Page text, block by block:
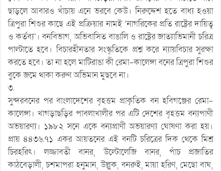
ছাড়লে আবারও খাঁচায় এনে ভরবে কেউ। নিরুদ্দেশ হতে বাধ্য হওয়া
ত্রিপুরা শিশুর কাছে এই প্রক্রিয়ার নামই ‘নাগরিকের প্রতি রাষ্ট্রের দায়িত্ব
ও কর্তব্য’। বনবিভাগ, অভিবাসিত বাঙালি ও রাষ্ট্রের জাত্যাভিমানী চরিত্র
পাল্টাতে হবে। বিচারহীনতার সংস্কৃতিকে প্রশ্ন করে ন্যায়বিচার সুরক্ষা
করতে হবে। তা না হলে মাটিরাঙা কী রেমা-কালেঙ্গা বনের ত্রিপুরা শিশুর
বুকে জমে থাকা করুণ অভিমান মুছবে না।
৩.
সুন্দরবনের পর বাংলাদেশের বৃহত্তম প্রাকৃতিক বন হবিগঞ্জের রেমা-
কালেঙ্গা। খাগড়াছড়ির পাবলাখালীর পর এটি দেশের বৃহত্তম বন্যপাণী
অভয়ারণ্য। ১৯৮২ সনে একে বন্যপ্রাণী অভয়ারণ্য ঘোষণা করা হয়।
প্রায় ৪৪৩৬.৭১ একর আয়তনের এই বনটি চরিত্রের দিক থেকে মিশ্র
চিরহরিৎ। লজ্জাবতী বানর, উল্টোলেজি বানর, পাঁচ প্রজাতির
কাঠবেড়ালী, চশমাপরা হনুমান, উল্লুক, বনরুই, মায়া হরিণ, মেছো বাঘ,